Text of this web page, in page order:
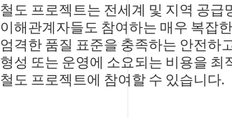
철도 프로젝트는 전세계 및 지역 공
이해관계자들도 참여하는 매우 복잡
엄격한 품질 표준을 충족하는 안전하
형성 또는 운영에 소요되는 비용을
철도 프로젝트에 참여할 수 있습니다.